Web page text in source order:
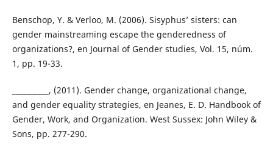
Benschop, Y. & Verloo, M. (2006). Sisyphus’ sisters: can
gender mainstreaming escape the genderedness of
organizations?, en Journal of Gender studies, Vol. 15, núm.
1, pp. 19-33.
__________, (2011). Gender change, organizational change,
and gender equality strategies, en Jeanes, E. D. Handbook of
Gender, Work, and Organization. West Sussex: John Wiley &
Sons, pp. 277-290.